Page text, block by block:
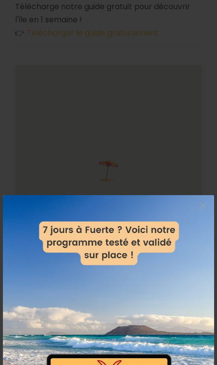
×
Télécharge notre guide gratuit pour découvrir
l'île en 1 semaine !
👉 Télécharger le guide gratuitement
Partager: